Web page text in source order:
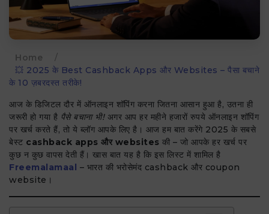
Home
/
💥 2025 के Best Cashback Apps और Websites – पैसा बचाने
के 10 ज़बरदस्त तरीके!
आज के डिजिटल दौर में ऑनलाइन शॉपिंग करना जितना आसान हुआ है, उतना ही
जरूरी हो गया है पैसे बचाना भी!अगर आप हर महीने हजारों रुपये ऑनलाइन शॉपिंग
पर खर्च करते हैं, तो ये ब्लॉग आपके लिए है। आज हम बात करेंगे 2025 के सबसे
बेस्ट cashback apps और websites की – जो आपके हर खर्च पर
कुछ न कुछ वापस देती हैं। खास बात यह है कि इस लिस्ट में शामिल है
Freemalamaal – भारत की भरोसेमंद cashback और coupon
website।